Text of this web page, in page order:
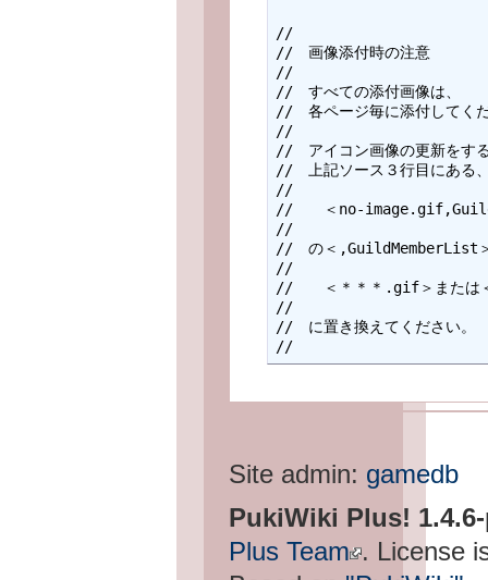
//
//　画像添付時の注意
//
//　すべての添付画像は、
//　各ページ毎に添付してく
//
//　アイコン画像の更新をす
//　上記ソース３行目にある
//
//　　＜no-
//
//　の＜,GuildMemberList
//
//　　＜＊＊＊.gif＞または
//
//　に置き換えてください。
Site admin: gamedb
PukiWiki Plus!
Plus Team . License